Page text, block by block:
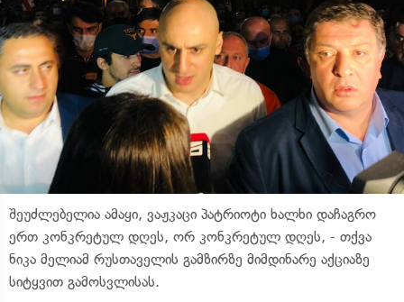
შეუძლებელია ამაყი, ვაჟკაცი პატრიოტი ხალხი დაჩაგრო
ერთ კონკრეტულ დღეს, ორ კონკრეტულ დღეს, - თქვა
ნიკა მელიამ რუსთაველის გამზირზე მიმდინარე აქციაზე
სიტყვით გამოსვლისას.